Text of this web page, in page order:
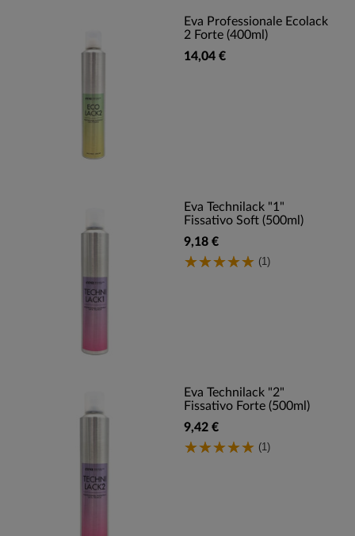
Eva Professionale Ecolack
2 Forte (400ml)
14,04 €
Eva Technilack "1"
Fissativo Soft (500ml)
9,18 €
(1)
Eva Technilack "2"
Fissativo Forte (500ml)
9,42 €
(1)